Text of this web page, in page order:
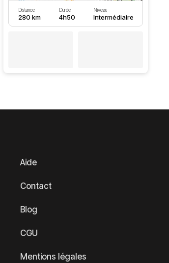
Distance
280 km
Durée
4h50
Niveau
Intermédiaire
Aide
Contact
Blog
CGU
Mentions légales